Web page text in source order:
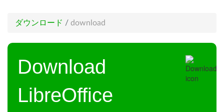
ダウンロード / download
Download
LibreOffice